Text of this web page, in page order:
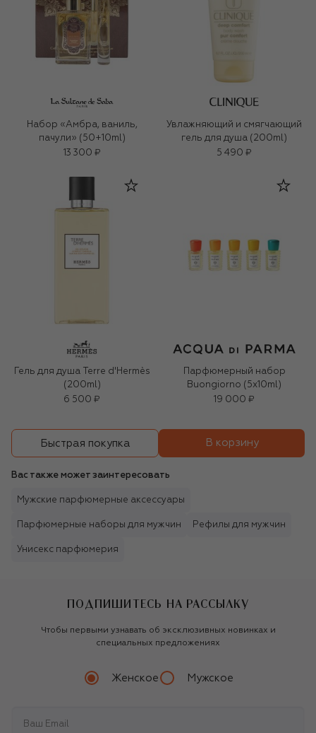
Набор «Амбра, ваниль,
пачули» (50+10ml)
13 300 ₽
Увлажняющий и смягчающий
гель для душа (200ml)
5 490 ₽
Гель для душа Terre d'Hermès
(200ml)
6 500 ₽
Парфюмерный набор
Buongiorno (5x10ml)
19 000 ₽
Быстрая покупка В корзину
Вас также может заинтересовать
Мужские парфюмерные аксессуары
Парфюмерные наборы для мужчин Рефилы для мужчин
Унисекс парфюмерия
ПОДПИШИТЕСЬ НА РАССЫЛКУ
Чтобы первыми узнавать об эксклюзивных новинках и
специальных предложениях
Женское Мужское